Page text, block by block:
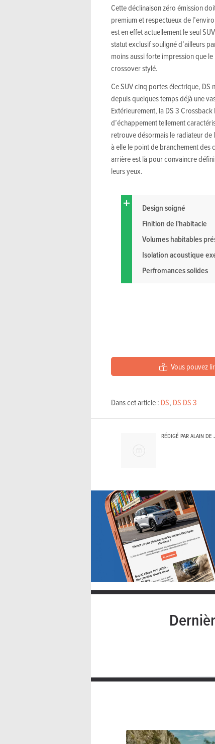
Cette déclinaison zéro émission
premium et respectueux de
est en effet actuellement le seul
statut exclusif souligné d’ailleurs
moins aussi forte impression que
crossover stylé.
Ce SUV cinq portes électrique, DS
depuis quelques temps déjà une
Extérieurement, la DS 3
d’échappement tellement
retrouve désormais le radiateur de
à elle le point de branchement des
arrière est là pour convaincre
leurs yeux.
Design soigné
Finition de l'habitacle
Volumes habitables
Isolation acoustique
Perfromances solides
Vous pouvez
Dans cet article : DS, DS DS 3
RÉDIGÉ PAR ALAIN DE